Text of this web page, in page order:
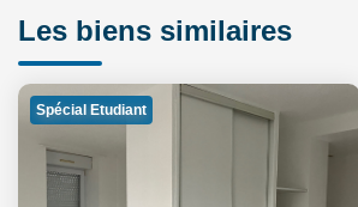
Les biens similaires
Spécial Etudiant